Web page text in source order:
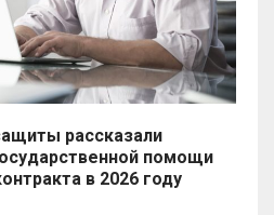
рассказали
помощи
в 2026 году